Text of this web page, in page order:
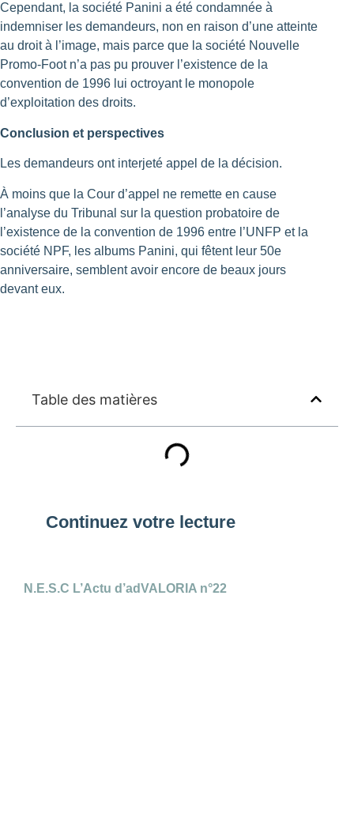
Cependant, la société Panini a été condamnée à
indemniser les demandeurs, non en raison d’une atteinte
au droit à l’image, mais parce que la société Nouvelle
Promo-Foot n’a pas pu prouver l’existence de la
convention de 1996 lui octroyant le monopole
d’exploitation des droits.
Conclusion et perspectives
Les demandeurs ont interjeté appel de la décision.
À moins que la Cour d’appel ne remette en cause
l’analyse du Tribunal sur la question probatoire de
l’existence de la convention de 1996 entre l’UNFP et la
société NPF, les albums Panini, qui fêtent leur 50e
anniversaire, semblent avoir encore de beaux jours
devant eux.
Table des matières
Continuez votre lecture
N.E.S.C L’Actu d’adVALORIA n°22